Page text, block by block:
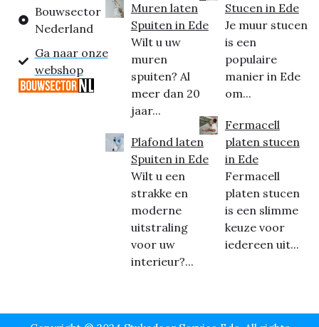
Bouwsector
Nederland
Ga naar onze
webshop
Muren laten
Spuiten in Ede
Wilt u uw
muren
spuiten? Al
meer dan 20
jaar...
Plafond laten
Spuiten in Ede
Wilt u een
strakke en
moderne
uitstraling
voor uw
interieur?...
Stucen in Ede
Je muur stucen
is een
populaire
manier in Ede
om...
Fermacell
platen stucen
in Ede
Fermacell
platen stucen
is een slimme
keuze voor
iedereen uit...